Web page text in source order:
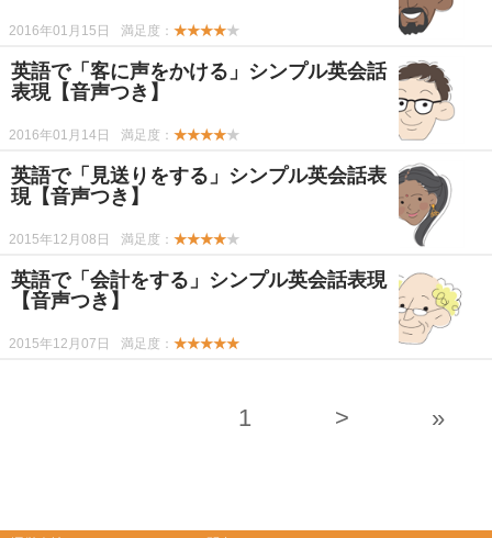
2016年01月15日 満足度： ★★★★★
英語で「客に声をかける」シンプル英会話
表現【音声つき】
2016年01月14日 満足度： ★★★★★
英語で「見送りをする」シンプル英会話表
現【音声つき】
2015年12月08日 満足度： ★★★★★
英語で「会計をする」シンプル英会話表現
【音声つき】
2015年12月07日 満足度： ★★★★★
1 > »